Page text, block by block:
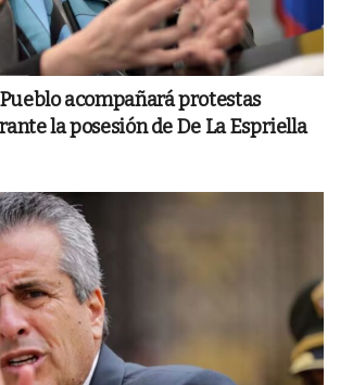
acompañará protestas
la posesión de De La Espriella